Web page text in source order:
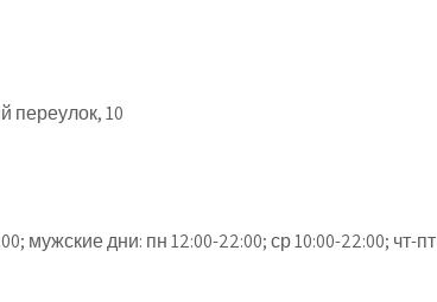
переулок, 10
мужские дни: пн 12:00-22:00; ср 10:00-22:00; чт-пт